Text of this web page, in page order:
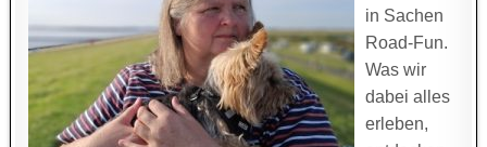
in Sachen
Road-Fun.
Was wir
dabei alles
erleben,